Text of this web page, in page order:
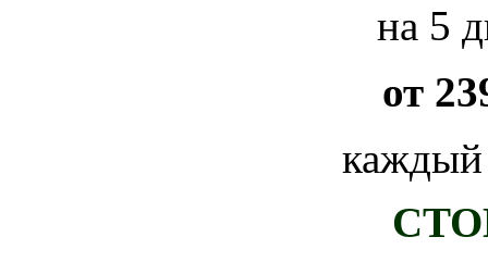
на 5
от
каждый